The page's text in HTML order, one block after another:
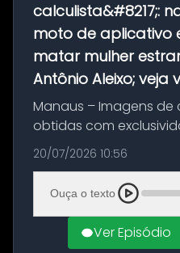
calculista&#8217;:
moto de aplicativo
matar mulher
Antônio Aleixo; veja
Manaus – Imagens
obtidas com
momento da fuga do
morte de Larissa
ocorreu na noite deste
20/07/2026 10:56
Ouça o texto
Ver Episódio